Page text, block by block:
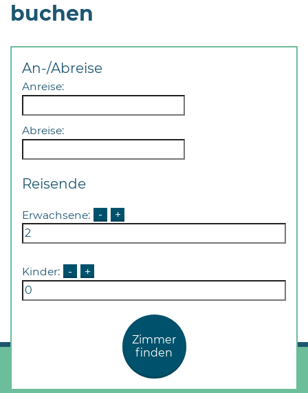
buchen
An-/Abreise
Anreise:
Abreise:
Reisende
Erwachsene: - +
Kinder: - +
Zimmer
finden